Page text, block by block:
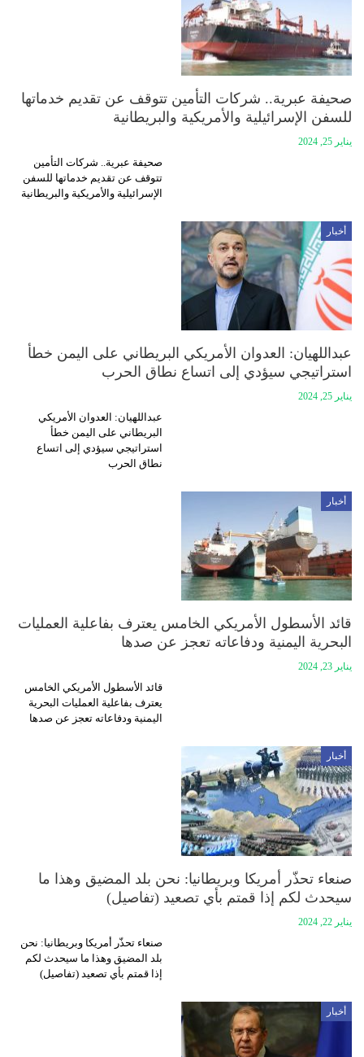
صحيفة عبرية.. شركات التأمين تتوقف عن تقديم خدماتها
للسفن الإسرائيلية والأمريكية والبريطانية
يناير 25, 2024
صحيفة عبرية.. شركات التأمين
تتوقف عن تقديم خدماتها للسفن
الإسرائيلية والأمريكية والبريطانية
أخبار
عبداللهيان: العدوان الأمريكي البريطاني على اليمن خطأ
استراتيجي سيؤدي إلى اتساع نطاق الحرب
يناير 25, 2024
عبداللهيان: العدوان الأمريكي
البريطاني على اليمن خطأ
استراتيجي سيؤدي إلى اتساع
نطاق الحرب
أخبار
قائد الأسطول الأمريكي الخامس يعترف بفاعلية العمليات
البحرية اليمنية ودفاعاته تعجز عن صدها
يناير 23, 2024
قائد الأسطول الأمريكي الخامس
يعترف بفاعلية العمليات البحرية
اليمنية ودفاعاته تعجز عن صدها
أخبار
صنعاء تحذّر أمريكا وبريطانيا: نحن بلد المضيق وهذا ما
سيحدث لكم إذا قمتم بأي تصعيد (تفاصيل)
يناير 22, 2024
صنعاء تحذّر أمريكا وبريطانيا: نحن
بلد المضيق وهذا ما سيحدث لكم
إذا قمتم بأي تصعيد (تفاصيل)
أخبار